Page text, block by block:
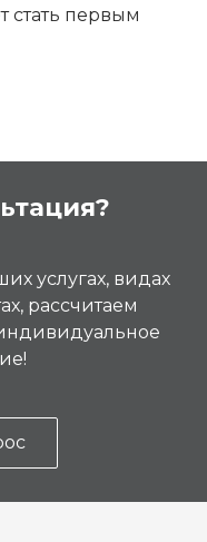
стать первым
услугах, видах
рассчитаем